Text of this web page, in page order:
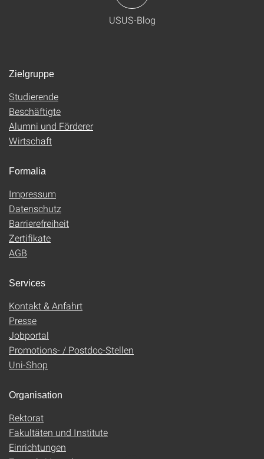
USUS-Blog
Zielgruppe
Studierende
Beschäftigte
Alumni und Förderer
Wirtschaft
Formalia
Impressum
Datenschutz
Barrierefreiheit
Zertifikate
AGB
Services
Kontakt & Anfahrt
Presse
Jobportal
Promotions- / Postdoc-Stellen
Uni-Shop
Organisation
Rektorat
Fakultäten und Institute
Einrichtungen